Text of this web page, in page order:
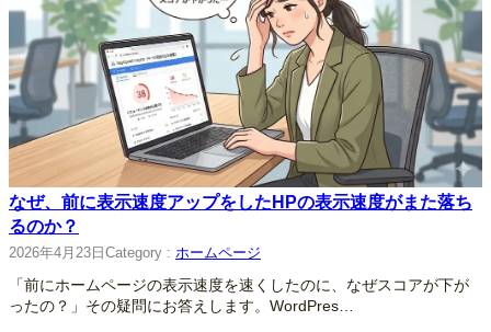
なぜ、前に表示速度アップをしたHPの表示速度がまた落ち
るのか？
2026年4月23日 Category : ホームページ
「前にホームページの表示速度を速くしたのに、なぜスコアが下が
ったの？」その疑問にお答えします。WordPres…